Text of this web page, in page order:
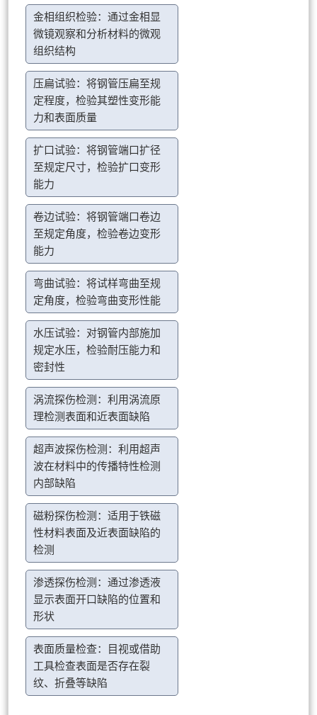
金相组织检验：通过金相显
微镜观察和分析材料的微观
组织结构
压扁试验：将钢管压扁至规
定程度，检验其塑性变形能
力和表面质量
扩口试验：将钢管端口扩径
至规定尺寸，检验扩口变形
能力
卷边试验：将钢管端口卷边
至规定角度，检验卷边变形
能力
弯曲试验：将试样弯曲至规
定角度，检验弯曲变形性能
水压试验：对钢管内部施加
规定水压，检验耐压能力和
密封性
涡流探伤检测：利用涡流原
理检测表面和近表面缺陷
超声波探伤检测：利用超声
波在材料中的传播特性检测
内部缺陷
磁粉探伤检测：适用于铁磁
性材料表面及近表面缺陷的
检测
渗透探伤检测：通过渗透液
显示表面开口缺陷的位置和
形状
表面质量检查：目视或借助
工具检查表面是否存在裂
纹、折叠等缺陷